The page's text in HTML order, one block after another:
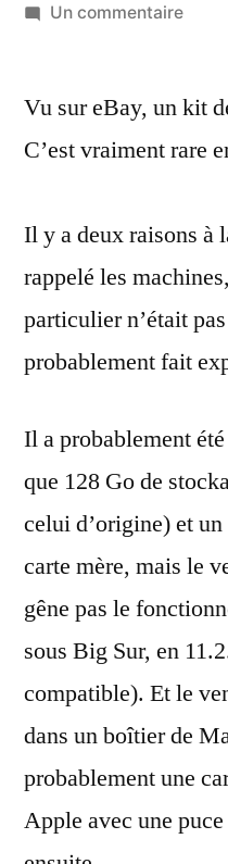
par
Un commentairesur
de
ARM
Vu sur eBay, un kit
C’est vraiment rare
Il y a deux raisons à
rappelé les
particulier n’était
probablement fait
Il a probablement
que 128 Go de
celui d’origine) et
carte mère, mais le
gêne pas le
sous Big Sur, en
compatible). Et le
dans un boîtier de
probablement une
Apple avec une